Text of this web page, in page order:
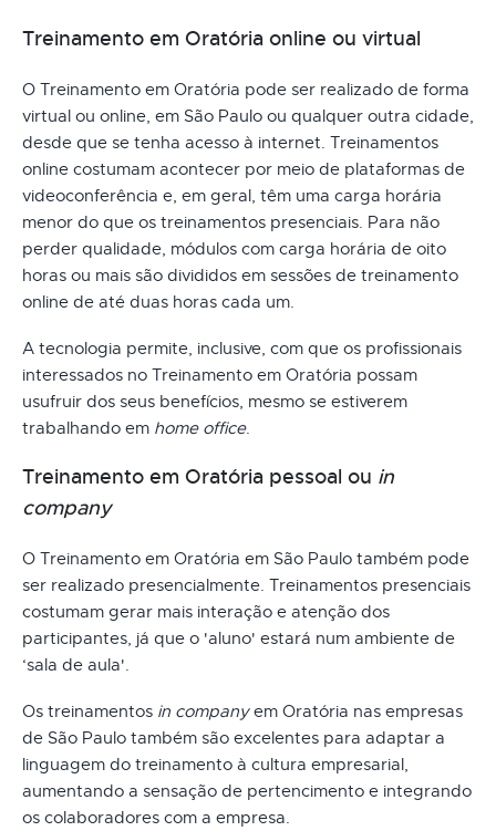
Treinamento em Oratória online ou virtual
O Treinamento em Oratória pode ser realizado de forma
virtual ou online, em São Paulo ou qualquer outra cidade,
desde que se tenha acesso à internet. Treinamentos
online costumam acontecer por meio de plataformas de
videoconferência e, em geral, têm uma carga horária
menor do que os treinamentos presenciais. Para não
perder qualidade, módulos com carga horária de oito
horas ou mais são divididos em sessões de treinamento
online de até duas horas cada um.
A tecnologia permite, inclusive, com que os profissionais
interessados no Treinamento em Oratória possam
usufruir dos seus benefícios, mesmo se estiverem
trabalhando em home office.
Treinamento em Oratória pessoal ou in
company
O Treinamento em Oratória em São Paulo também pode
ser realizado presencialmente. Treinamentos presenciais
costumam gerar mais interação e atenção dos
participantes, já que o 'aluno' estará num ambiente de
‘sala de aula'.
Os treinamentos in companyem Oratória nas empresas
de São Paulo também são excelentes para adaptar a
linguagem do treinamento à cultura empresarial,
aumentando a sensação de pertencimento e integrando
os colaboradores com a empresa.